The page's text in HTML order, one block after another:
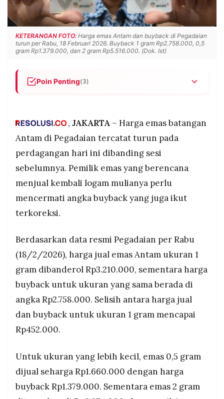
PENGADUAN TERM
OF
SERVICE
IKUTI
KAMI
©
RESOLUSI
MEDIA
PRAMUDITA
©
Resolusi.co
2026
RESOLUSI
MEDIA
PRAMUDITA
KETERANGAN FOTO: Harga emas Antam dan buyback di Pegadaian
turun per Rabu, 18 Februari 2026. Buyback 1 gram Rp2.758.000, 0,5
gram Rp1.379.000, dan 2 gram Rp5.516.000. (Dok. Ist)
Poin Penting(3)
jual 1 gram tercatat Rp3.210.000 dan buyback
gram mencapai Rp452.000, yang perlu
diperhatikan oleh investor yang berencana
melikuidasi emas dalam jangka pendek.
Untuk ukuran terbesar, emas 1 kilogram dijual
Rp3.144.460.000 dengan nilai buyback
Rp2.731.335.000 per kepingnya.
, JAKARTA– Harga emas batangan
Antam di Pegadaian tercatat turun pada
perdagangan hari ini dibanding sesi
sebelumnya. Pemilik emas yang berencana
menjual kembali logam mulianya perlu
mencermati angka buyback yang juga ikut
terkoreksi.
Berdasarkan data resmi Pegadaian per Rabu
(18/2/2026), harga jual emas Antam ukuran 1
gram dibanderol Rp3.210.000, sementara harga
buyback untuk ukuran yang sama berada di
angka Rp2.758.000. Selisih antara harga jual
dan buyback untuk ukuran 1 gram mencapai
Rp452.000.
Untuk ukuran yang lebih kecil, emas 0,5 gram
dijual seharga Rp1.660.000 dengan harga
buyback Rp1.379.000. Sementara emas 2 gram